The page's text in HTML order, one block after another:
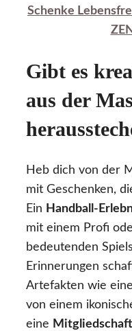
Schenke
Gibt es
aus der
Heb dich von der
mit Geschenken,
Ein Handball-
mit einem Profi
bedeutenden
Erinnerungen
Artefakten wie
von einem
eine